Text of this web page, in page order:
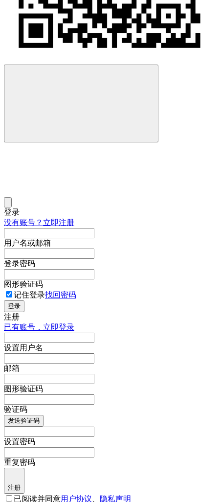
登录
没有账号？立即注册
用户名或邮箱
登录密码
图形验证码
记住登录找回密码
登录
注册
已有账号，立即登录
设置用户名
邮箱
图形验证码
验证码
发送验证码
设置密码
重复密码
注册
已阅读并同意用户协议 隐私声明